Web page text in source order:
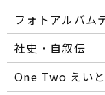
フォトアルバム
社史・自叙伝
One Two えいと